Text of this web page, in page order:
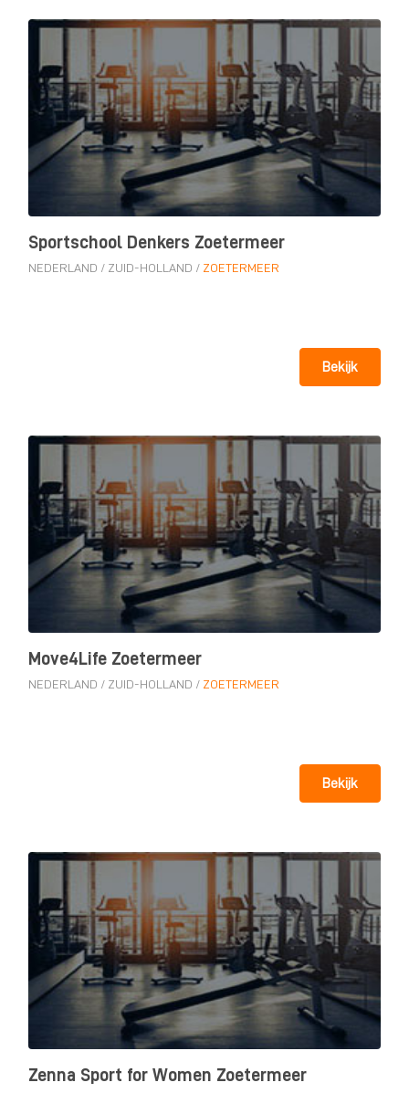
Sportschool Denkers Zoetermeer
NEDERLAND / ZUID-HOLLAND / ZOETERMEER
Bekijk
Move4Life Zoetermeer
NEDERLAND / ZUID-HOLLAND / ZOETERMEER
Bekijk
Zenna Sport for Women Zoetermeer